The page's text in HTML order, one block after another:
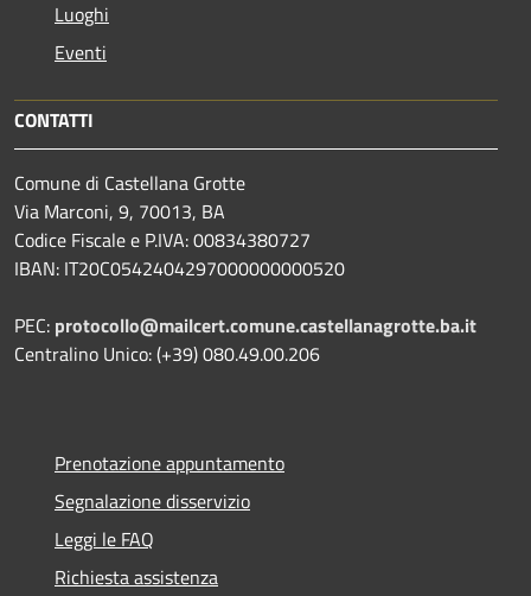
Luoghi
Eventi
CONTATTI
Comune di Castellana Grotte
Via Marconi, 9, 70013, BA
Codice Fiscale e P.IVA: 00834380727
IBAN: IT20C0542404297000000000520
PEC: protocollo@mailcert.comune.castellanagrotte.ba.it
Centralino Unico: (+39) 080.49.00.206
Prenotazione appuntamento
Segnalazione disservizio
Leggi le FAQ
Richiesta assistenza